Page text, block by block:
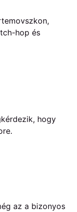
hop és
hogy
az a bizonyos